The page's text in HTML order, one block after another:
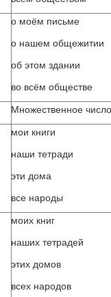
о моём письме
о нашем общежитии
об этом здании
во всём обществе
Множественное
мои книги
наши тетради
эти дома
все народы
моих книг
наших тетрадей
этих домов
всех народов